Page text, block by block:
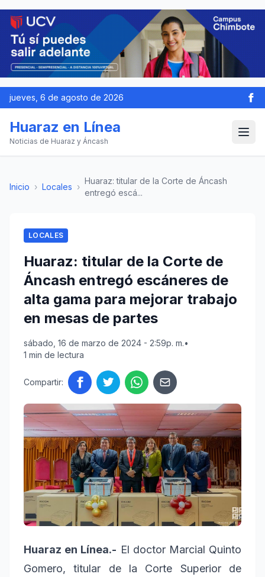
jueves, 6 de agosto de 2026
Huaraz en Línea
Noticias de Huaraz y Áncash
Inicio › Locales ›
Huaraz: titular de la Corte de Áncash
entregó escá...
LOCALES
Huaraz: titular de la Corte de
Áncash entregó escáneres de
alta gama para mejorar trabajo
en mesas de partes
sábado, 16 de marzo de 2024 - 2:59p. m.•
1 min de lectura
Compartir:
Huaraz en Línea.- El doctor Marcial Quinto
Gomero, titular de la Corte Superior de